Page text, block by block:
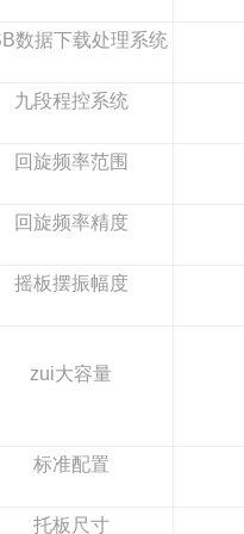
数据下载处理系统
九段程控系统
回旋频率范围
回旋频率精度
摇板摆振幅度
zui大容量
标准配置
托板尺寸